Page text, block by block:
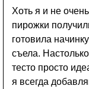
Хоть я и не
пирожки
готовила
съела.
тесто просто
я всегда